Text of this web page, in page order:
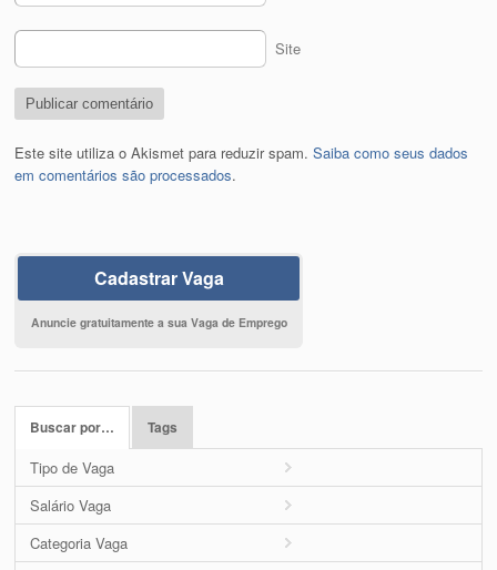
Site
Este site utiliza o Akismet para reduzir spam.Saiba como seus dados
em comentários são processados.
Cadastrar Vaga
Anuncie gratuitamente a sua Vaga de Emprego
Buscar por… Tags
Tipo de Vaga
Salário Vaga
Categoria Vaga